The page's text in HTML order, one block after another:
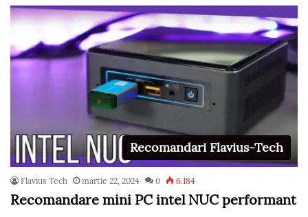
Recomandari Flavius-Tech
Flavius Tech martie 22, 2024 0 6.184
Recomandare mini PC intel NUC performant